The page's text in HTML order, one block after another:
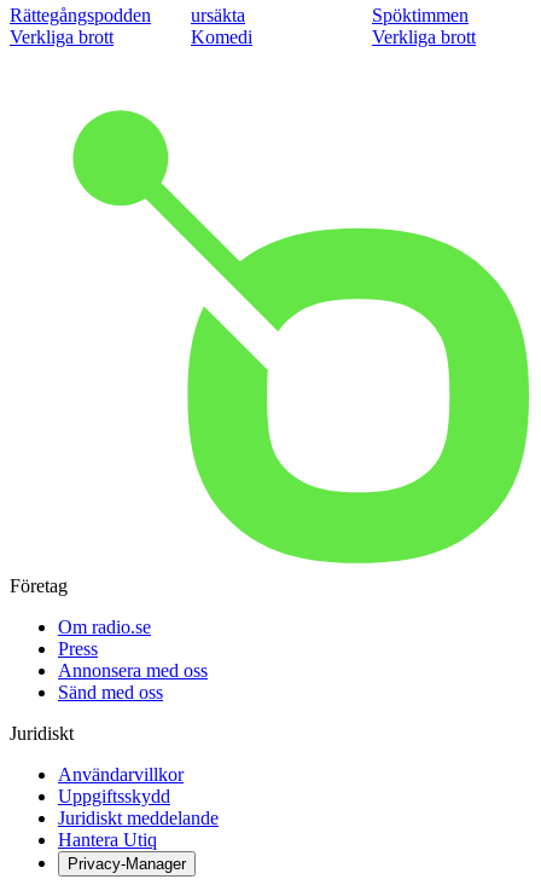
Rättegångspodden
Verkliga brott
ursäkta
Komedi
Spöktimmen
Verkliga brott
Företag
Om radio.se
Press
Annonsera med oss
Sänd med oss
Juridiskt
Användarvillkor
Uppgiftsskydd
Juridiskt meddelande
Hantera Utiq
Privacy-Manager